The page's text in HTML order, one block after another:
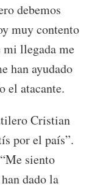
debemos
muy contento
mi llegada me
han ayudado
el atacante.
Cristian
por el país”.
siento
dado la